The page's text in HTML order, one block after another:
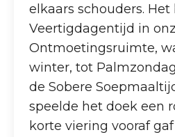
elkaars schouders.
Veertigdagentijd in
Ontmoetingsruimte,
winter, tot
de Sobere
speelde het doek een
korte viering vooraf